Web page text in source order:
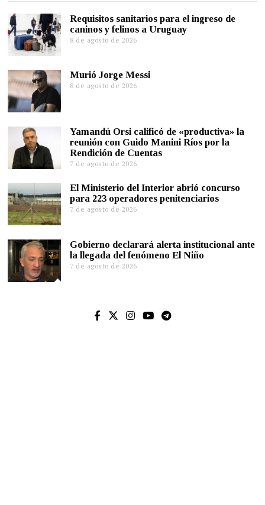
Requisitos sanitarios para el ingreso de
caninos y felinos a Uruguay
8 de agosto de 2026
Murió Jorge Messi
8 de agosto de 2026
Yamandú Orsi calificó de «productiva» la
reunión con Guido Manini Ríos por la
Rendición de Cuentas
7 de agosto de 2026
El Ministerio del Interior abrió concurso
para 223 operadores penitenciarios
7 de agosto de 2026
Gobierno declarará alerta institucional ante
la llegada del fenómeno El Niño
7 de agosto de 2026